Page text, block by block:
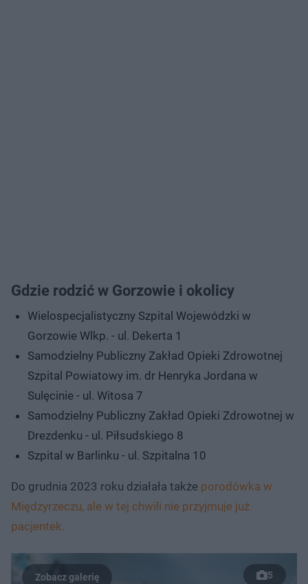
Gdzie rodzić w Gorzowie i okolicy
Wielospecjalistyczny Szpital Wojewódzki w
Gorzowie Wlkp. - ul. Dekerta 1
Samodzielny Publiczny Zakład Opieki Zdrowotnej
Szpital Powiatowy im. dr Henryka Jordana w
Sulęcinie - ul. Witosa 7
Samodzielny Publiczny Zakład Opieki Zdrowotnej w
Drezdenku - ul. Piłsudskiego 8
Szpital w Barlinku - ul. Szpitalna 10
Do grudnia 2023 roku działała także porodówka w
Międzyrzeczu, ale w tej chwili nie przyjmuje już
pacjentek.
5